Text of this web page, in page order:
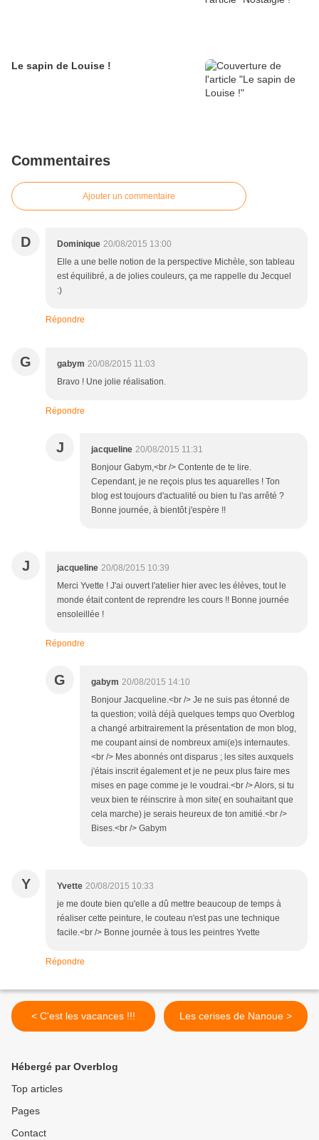
Le sapin de Louise !
Commentaires
Ajouter un commentaire
D Dominique 20/08/2015 13:00
Elle a une belle notion de la perspective Michèle, son tableau
est équilibré, a de jolies couleurs, ça me rappelle du Jecquel
:)
Répondre
G gabym 20/08/2015 11:03
Bravo ! Une jolie réalisation.
Répondre
J jacqueline 20/08/2015 11:31
Bonjour Gabym,<br /> Contente de te lire.
Cependant, je ne reçois plus tes aquarelles ! Ton
blog est toujours d'actualité ou bien tu l'as arrêté ?
Bonne journée, à bientôt j'espère !!
J jacqueline 20/08/2015 10:39
Merci Yvette ! J'ai ouvert l'atelier hier avec les élèves, tout le
monde était content de reprendre les cours !! Bonne journée
ensoleillée !
Répondre
G gabym 20/08/2015 14:10
Bonjour Jacqueline.<br /> Je ne suis pas étonné de
ta question; voilà déjà quelques temps quo Overblog
a changé arbitrairement la présentation de mon blog,
me coupant ainsi de nombreux ami(e)s internautes.
<br /> Mes abonnés ont disparus ; les sites auxquels
j'étais inscrit également et je ne peux plus faire mes
mises en page comme je le voudrai.<br /> Alors, si tu
veux bien te réinscrire à mon site( en souhaitant que
cela marche) je serais heureux de ton amitié.<br />
Bises.<br /> Gabym
Y Yvette 20/08/2015 10:33
je me doute bien qu'elle a dû mettre beaucoup de temps à
réaliser cette peinture, le couteau n'est pas une technique
facile.<br /> Bonne journée à tous les peintres Yvette
Répondre
< C'est les vacances !!! Les cerises de Nanoue >
Hébergé par Overblog
Top articles
Pages
Contact